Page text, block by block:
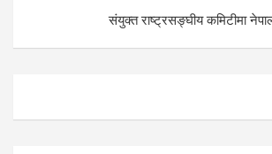
संयुक्त राष्ट्रसङ्घीय कमिटीमा